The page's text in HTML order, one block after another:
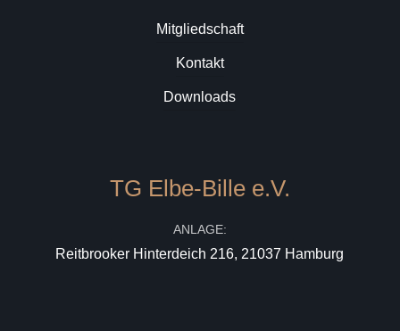
Mitgliedschaft
Kontakt
Downloads
TG Elbe-Bille e.V.
ANLAGE:
Reitbrooker Hinterdeich 216, 21037 Hamburg